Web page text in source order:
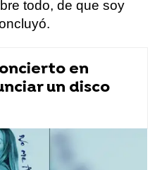
todo, de que soy
en
un disco